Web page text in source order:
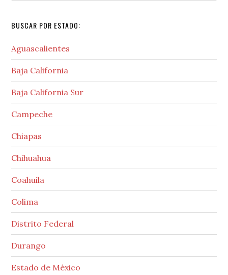
BUSCAR POR ESTADO:
Aguascalientes
Baja California
Baja California Sur
Campeche
Chiapas
Chihuahua
Coahuila
Colima
Distrito Federal
Durango
Estado de México